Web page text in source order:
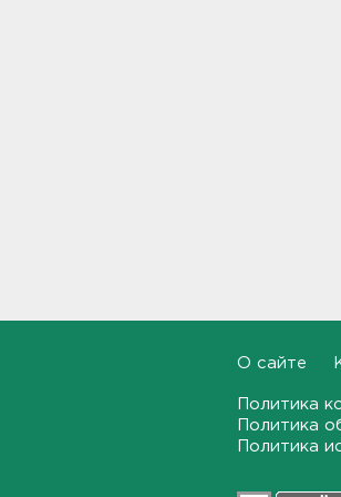
В Севастополе после атаки
многоквартирных домов и
Скончался отец
О сайте
Политика
Политика
Политика